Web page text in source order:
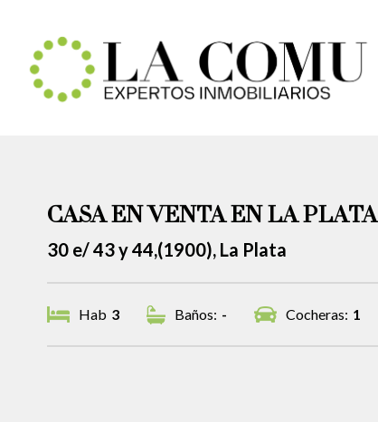
CASA EN VENTA EN LA PLATA
30 e/ 43 y 44,(1900), La Plata
Hab 3 Baños: - Cocheras: 1